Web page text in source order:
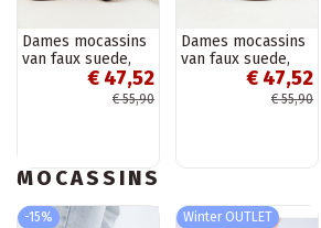
Dames mocassins
van faux suede,
bruin Laisie€ 47,52
€ 55,90
Dames mocassins
van faux suede,
kleikleur Laisie
€ 47,52
€ 55,90
MOCASSINS
-15%
Winter OUTLET